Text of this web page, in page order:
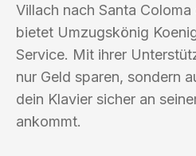
Villach nach Santa
bietet Umzugskönig
Service. Mit ihrer
nur Geld sparen, sondern
dein Klavier sicher an
ankommt.